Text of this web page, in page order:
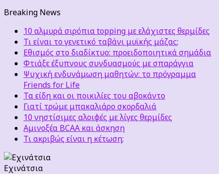
Breaking News
10 αλμυρά σιρόπια topping με ελάχιστες θερμίδες
Τι είναι το γενετικό ταβάνι μυϊκής μάζας;
Εθισμός στο διαδίκτυο: προειδοποιητικά σημάδια
Φτιάξε έξυπνους συνδυασμούς με σπαράγγια
Ψυχική ενδυνάμωση μαθητών: το πρόγραμμα
Friends for Life
Τα είδη και οι ποικιλίες του αβοκάντο
Γιατί τρώμε μπακαλιάρο σκορδαλιά
10 νηστίσιμες αλοιφές με λίγες θερμίδες
Αμινοξέα BCAA και άσκηση
Τι ακριβώς είναι η κέτωση;
Εχινάτσια